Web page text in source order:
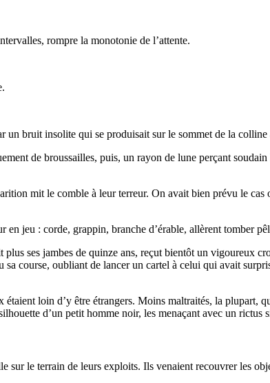
rompre la monotonie de l’attente.
un bruit insolite qui se produisait sur le sommet de la colline
de broussailles, puis, un rayon de lune perçant
mit le comble à leur terreur. On avait bien prévu le
jeu : corde, grappin, branche d’érable, allèrent tomber
ses jambes de quinze ans, reçut bientôt un vigoureux
course, oubliant de lancer un cartel à celui qui avait
loin d’y être étrangers. Moins maltraités, la plupart,
d’un petit homme noir, les menaçant avec un rictus
le terrain de leurs exploits. Ils venaient recouvrer les